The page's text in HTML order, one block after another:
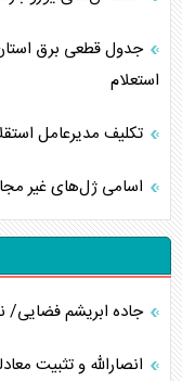
استعلام
تکلیف مدیرعامل
اسامی ژل‌های غیر
جاده ابریشم فضایی/
انصارالله و تثبیت